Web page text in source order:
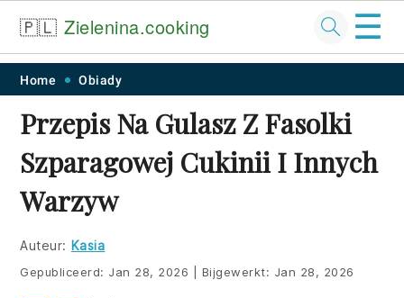
Skip
primary
navigation
Skip
main
content
Skip
primary
sidebar
Skip
footer
🇵🇱 Zielenina.cooking ☰
Home Obiady
Przepis Na Gulasz Z Fasolki
Szparagowej Cukinii I Innych
Warzyw
Auteur: Kasia
Gepubliceerd: Jan 28, 2026 Bijgewerkt: Jan 28, 2026